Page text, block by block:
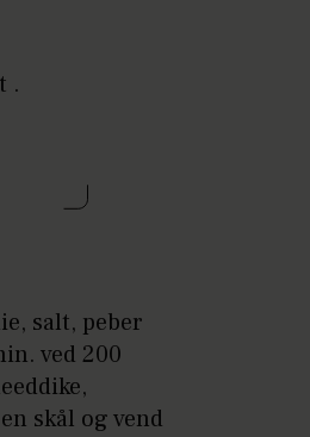
.
salt, peber
ved 200
skål og vend